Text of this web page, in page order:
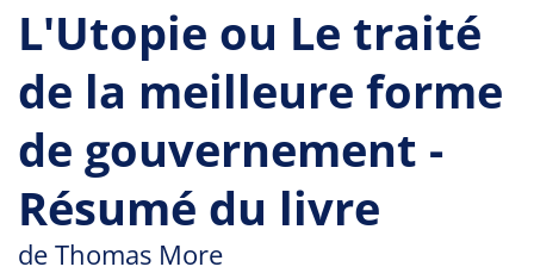
L'Utopie ou Le traité
de la meilleure forme
de gouvernement -
Résumé du livre
de Thomas More